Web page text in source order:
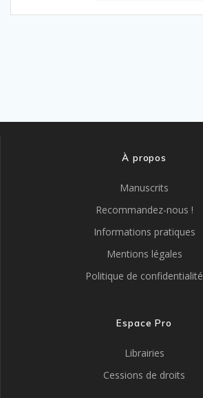
À propos
Manuscrits
Recommandez-nous !
Informations pratiques
Mentions légales
Politique de confidentialité
Espace Pro
Librairies
Cessions de droits